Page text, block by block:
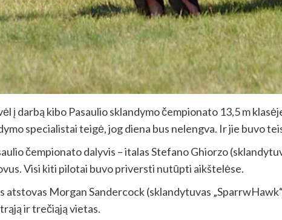
į darbą kibo Pasaulio sklandymo čempionato 13,5 m
specialistai teigė, jog diena bus nelengva. Ir jie buvo
čempionato dalyvis – italas Stefano Ghiorzo
Visi kiti pilotai buvo priversti nutūpti aikštelėse.
Morgan Sandercock (sklandytuvas
ir trečiąją vietas.